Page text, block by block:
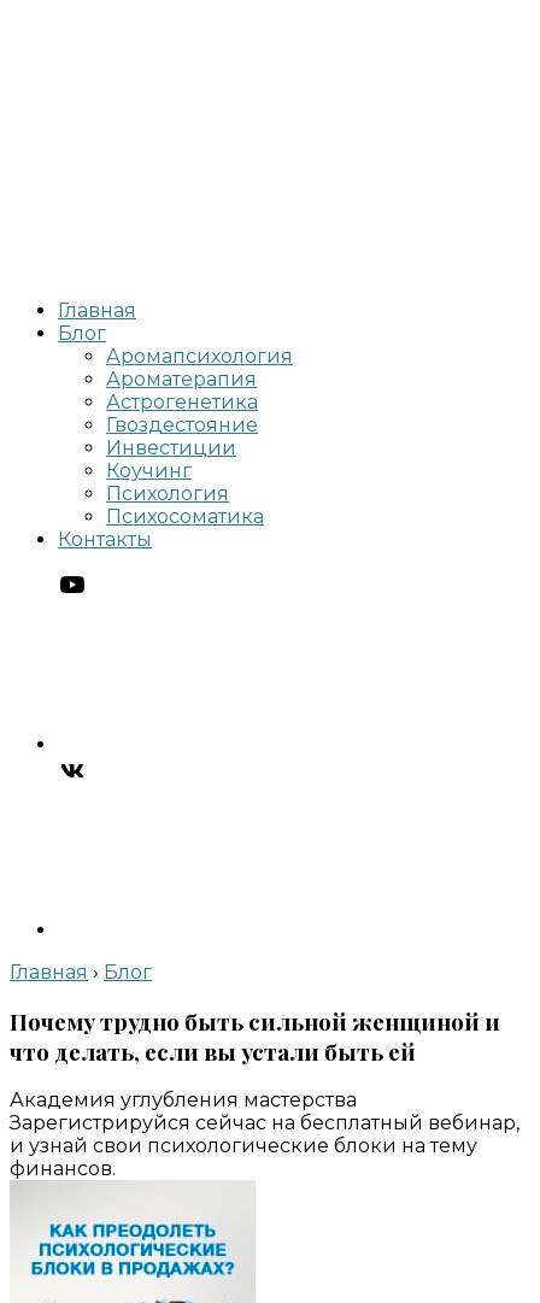
Главная
Блог
Аромапсихология
Ароматерапия
Астрогенетика
Гвоздестояние
Инвестиции
Коучинг
Психология
Психосоматика
Контакты
Главная › Блог
Почему трудно быть сильной женщиной и
что делать, если вы устали быть ей
Академия углубления мастерства
Зарегистрируйся сейчас на бесплатный вебинар,
и узнай свои психологические блоки на тему
финансов.